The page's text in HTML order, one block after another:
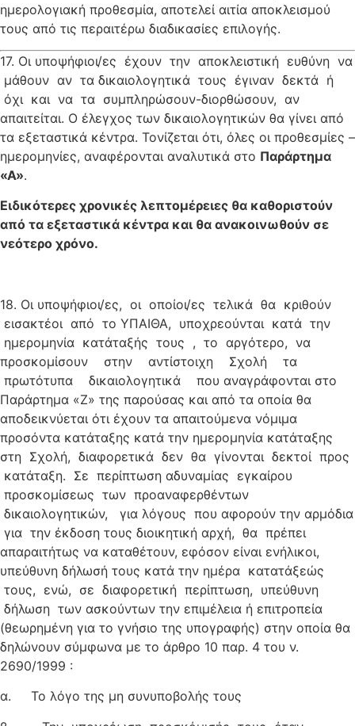
ημερολογιακή προθεσμία, αποτελεί αιτία αποκλεισμού
τους από τις περαιτέρω διαδικασίες επιλογής.
17. Οι υποψήφιοι/ες έχουν την αποκλειστική ευθύνη να
μάθουν αν τα δικαιολογητικά τους έγιναν δεκτά ή
όχι και να τα συμπληρώσουν-διορθώσουν, αν
απαιτείται. Ο έλεγχος των δικαιολογητικών θα γίνει από
τα εξεταστικά κέντρα. Τονίζεται ότι, όλες οι προθεσμίες –
ημερομηνίες, αναφέρονται αναλυτικά στο Παράρτημα
«Α».
Ειδικότερες χρονικές λεπτομέρειες θα καθοριστούν
από τα εξεταστικά κέντρα και θα ανακοινωθούν σε
νεότερο χρόνο.
18. Οι υποψήφιοι/ες, οι οποίοι/ες τελικά θα κριθούν
εισακτέοι από το ΥΠΑΙΘΑ, υποχρεούνται κατά την
ημερομηνία κατάταξής τους , το αργότερο, να
προσκομίσουν στην αντίστοιχη Σχολή τα
πρωτότυπα δικαιολογητικά που αναγράφονται στο
Παράρτημα «Ζ» της παρούσας και από τα οποία θα
αποδεικνύεται ότι έχουν τα απαιτούμενα νόμιμα
προσόντα κατάταξης κατά την ημερομηνία κατάταξης
στη Σχολή, διαφορετικά δεν θα γίνονται δεκτοί προς
κατάταξη. Σε περίπτωση αδυναμίας εγκαίρου
προσκομίσεως των προαναφερθέντων
δικαιολογητικών, για λόγους που αφορούν την αρμόδια
για την έκδοση τους διοικητική αρχή, θα πρέπει
απαραιτήτως να καταθέτουν, εφόσον είναι ενήλικοι,
υπεύθυνη δήλωσή τους κατά την ημέρα κατατάξεώς
τους, ενώ, σε διαφορετική περίπτωση, υπεύθυνη
δήλωση των ασκούντων την επιμέλεια ή επιτροπεία
(θεωρημένη για το γνήσιο της υπογραφής) στην οποία θα
δηλώνουν σύμφωνα με το άρθρο 10 παρ. 4 του ν.
2690/1999 :
α. Το λόγο της μη συνυποβολής τους